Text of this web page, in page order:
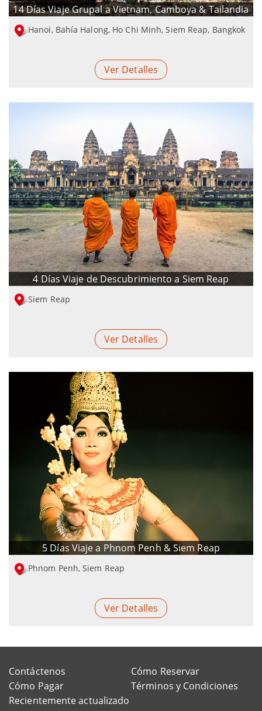
14 Días Viaje Grupal a Vietnam, Camboya & Tailandia
Hanoi, Bahía Halong, Ho Chi Minh, Siem Reap, Bangkok
Ver Detalles
4 Días Viaje de Descubrimiento a Siem Reap
Siem Reap
Ver Detalles
5 Días Viaje a Phnom Penh & Siem Reap
Phnom Penh, Siem Reap
Ver Detalles
Contáctenos
Cómo Reservar
Cómo Pagar
Términos y Condiciones
Recientemente actualizado